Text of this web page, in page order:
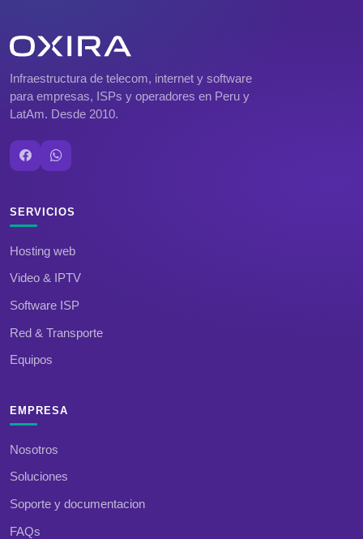
Infraestructura de telecom, internet y software
para empresas, ISPs y operadores en Peru y
LatAm. Desde 2010.
SERVICIOS
Hosting web
Video & IPTV
Software ISP
Red & Transporte
Equipos
EMPRESA
Nosotros
Soluciones
Soporte y documentacion
FAQs